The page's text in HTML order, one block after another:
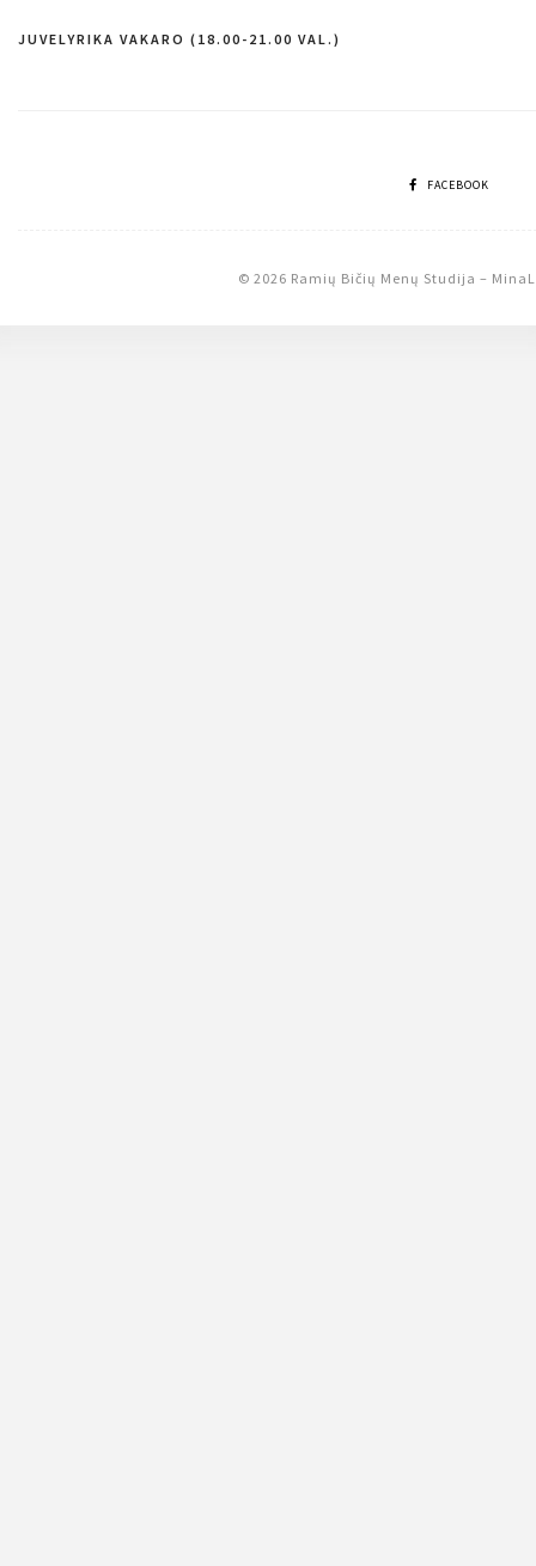
Navigacija
JUVELYRIKA VAKARO (18.00-21.00 VAL.)
FACEBOOK
© 2026 Ramių Bičių Menų Studija –